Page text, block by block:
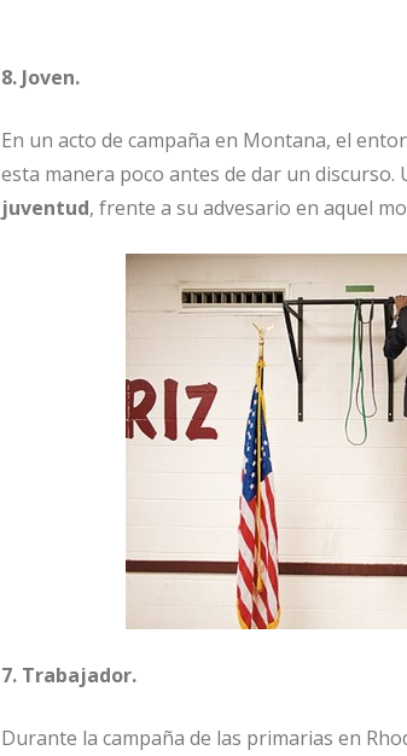
8. Joven.
En un acto de campaña en Montana, el
esta manera poco antes de dar un
juventud, frente a su advesario en aquel
7. Trabajador.
Durante la campaña de las primarias en